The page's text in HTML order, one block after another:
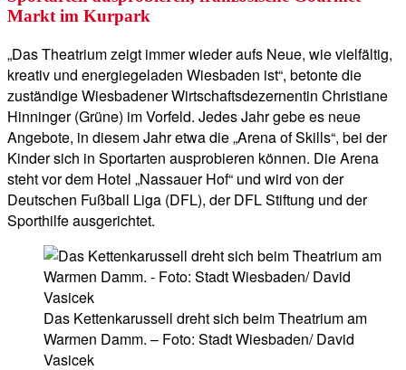
Markt im Kurpark
„Das Theatrium zeigt immer wieder aufs Neue, wie vielfältig,
kreativ und energiegeladen Wiesbaden ist“, betonte die
zuständige Wiesbadener Wirtschaftsdezernentin Christiane
Hinninger (Grüne) im Vorfeld. Jedes Jahr gebe es neue
Angebote, in diesem Jahr etwa die „Arena of Skills“, bei der
Kinder sich in Sportarten ausprobieren können. Die Arena
steht vor dem Hotel „Nassauer Hof“ und wird von der
Deutschen Fußball Liga (DFL), der DFL Stiftung und der
Sporthilfe ausgerichtet.
Das Kettenkarussell dreht sich beim Theatrium am
Warmen Damm. – Foto: Stadt Wiesbaden/ David
Vasicek